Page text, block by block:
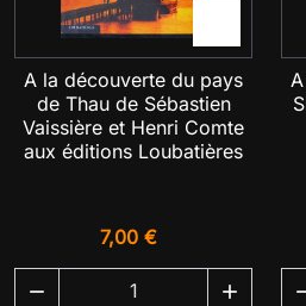
A la découverte du pays
de Thau de Sébastien
Vaissière et Henri Comte
aux éditions Loubatières
7,00 €
 